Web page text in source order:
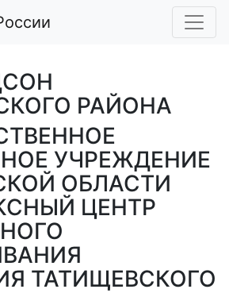
РАЙОНА
УЧРЕЖДЕНИЕ
ОБЛАСТИ
ЦЕНТР
ТАТИЩЕВСКОГО